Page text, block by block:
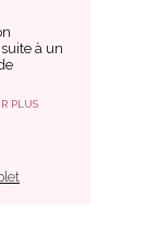
à un
PLUS